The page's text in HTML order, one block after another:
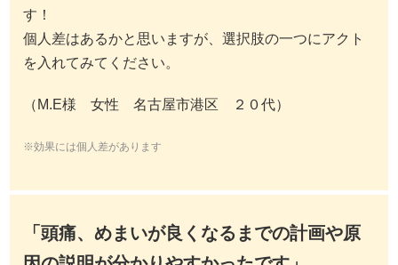
す！
個人差はあるかと思いますが、選択肢の一つにアクト
を入れてみてください。
（M.E様 女性 名古屋市港区 ２０代）
※効果には個人差があります
「頭痛、めまいが良くなるまでの計画や原